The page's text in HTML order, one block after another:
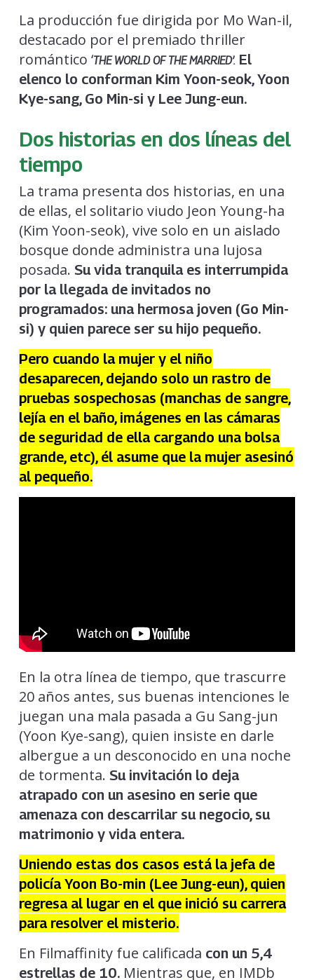
La producción fue dirigida por Mo Wan-il,
destacado por el premiado thriller
romántico ‘THE WORLD OF THE MARRIED’. El
elenco lo conforman Kim Yoon-seok, Yoon
Kye-sang, Go Min-si y Lee Jung-eun.
Dos historias en dos líneas del
tiempo
La trama presenta dos historias, en una
de ellas, el solitario viudo Jeon Young-ha
(Kim Yoon-seok), vive solo en un aislado
bosque donde administra una lujosa
posada. Su vida tranquila es interrumpida
por la llegada de invitados no
programados: una hermosa joven (Go Min-
si) y quien parece ser su hijo pequeño.
Pero cuando la mujer y el niño
desaparecen, dejando solo un rastro de
pruebas sospechosas (manchas de sangre,
lejía en el baño, imágenes en las cámaras
de seguridad de ella cargando una bolsa
grande, etc), él asume que la mujer asesinó
al pequeño.
En la otra línea de tiempo, que trascurre
20 años antes, sus buenas intenciones le
juegan una mala pasada a Gu Sang-jun
(Yoon Kye-sang), quien insiste en darle
albergue a un desconocido en una noche
de tormenta. Su invitación lo deja
atrapado con un asesino en serie que
amenaza con descarrilar su negocio, su
matrimonio y vida entera.
Uniendo estas dos casos está la jefa de
policía Yoon Bo-min (Lee Jung-eun), quien
regresa al lugar en el que inició su carrera
para resolver el misterio.
En Filmaffinity fue calificada con un 5,4
estrellas de 10.Mientras que, en IMDb